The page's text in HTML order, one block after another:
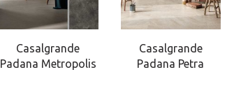
Casalgrande
Padana Metropolis
Casalgrande
Padana Petra